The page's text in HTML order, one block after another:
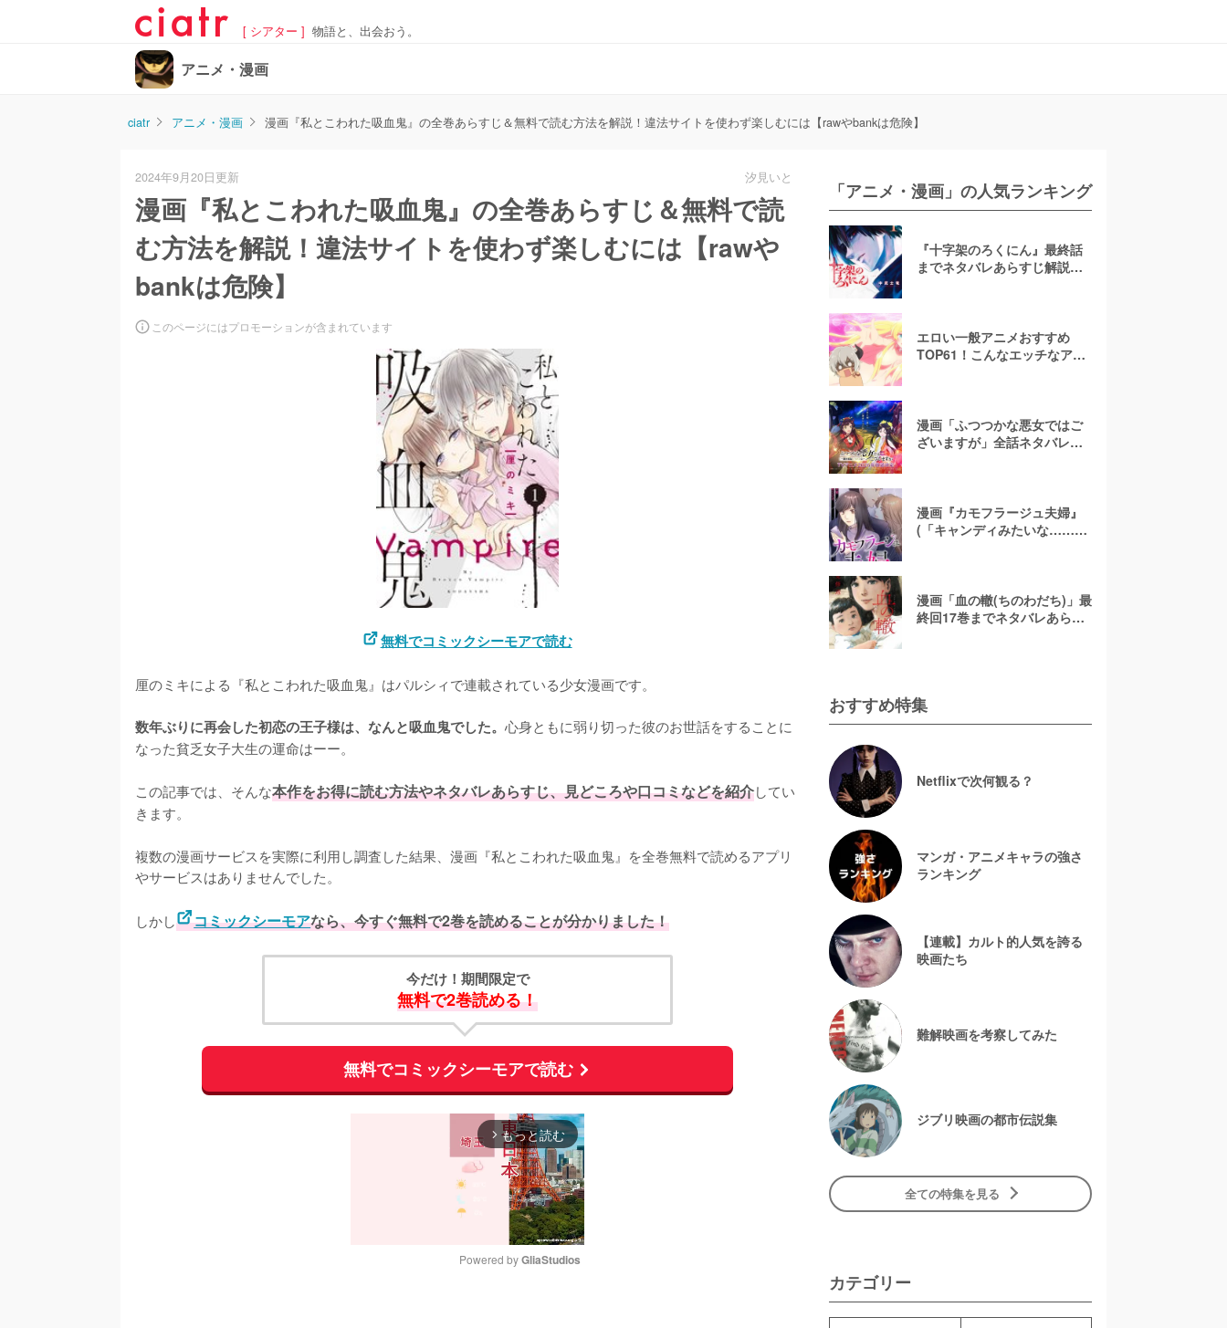
[ シアター ] 物語と、出会おう。
アニメ・漫画
ciatr アニメ・漫画 漫画『私とこわれた吸血鬼』の全巻あらすじ＆無料で読む方法を解説！違法サイトを使わず楽しむには【rawやbankは危険】
2024年9月20日更新 汐見いと
漫画『私とこわれた吸血鬼』の全巻あらすじ＆無料で読
む方法を解説！違法サイトを使わず楽しむには【rawや
bankは危険】
このページにはプロモーションが含まれています
無料でコミックシーモアで読む
厘のミキによる『私とこわれた吸血鬼』はパルシィで連載されている少女漫画です。
数年ぶりに再会した初恋の王子様は、なんと吸血鬼でした。 心身ともに弱り切った彼のお世話をすることに
なった貧乏女子大生の運命はーー。
この記事では、そんな本作をお得に読む方法やネタバレあらすじ、見どころや口コミなどを紹介してい
きます。
複数の漫画サービスを実際に利用し調査した結果、漫画『私とこわれた吸血鬼』を全巻無料で読めるアプリ
やサービスはありませんでした。
しかし コミックシーモアなら、今すぐ無料で2巻を読めることが分かりました！
今だけ！期間限定で
無料で2巻読める！
無料でコミックシーモアで読む
arrow_forward_ios もっと読む
Powered by GliaStudios
「アニメ・漫画」の人気ランキング
『十字架のろくにん』最終話
までネタバレあらすじ解説！
エロい一般アニメおすすめ
TOP61！こんなエッチなアニ
漫画「ふつつかな悪女ではご
ざいますが」全話ネタバレあ
漫画『カモフラージュ夫婦』
(「キャンディみたいな……」)
漫画「血の轍(ちのわだち)」最
終回17巻までネタバレあらす
おすすめ特集
Netflixで次何観る？
マンガ・アニメキャラの強さ
ランキング
【連載】カルト的人気を誇る
映画たち
難解映画を考察してみた
ジブリ映画の都市伝説集
全ての特集を見る
カテゴリー